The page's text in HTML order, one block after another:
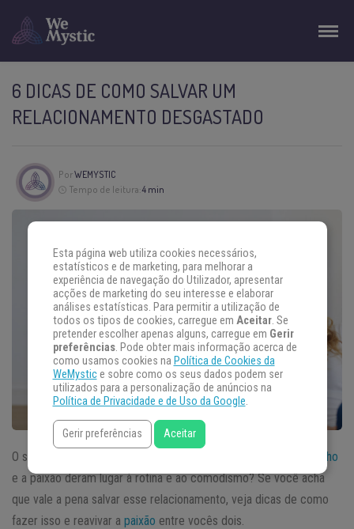
6 DICAS DE COMO SALVAR UM
RELACIONAMENTO DESGASTADO
PorWEMYSTIC
Tempo de leitura:4 min
O seu
carinho
e a paixão deram lugar à rotina e ao comodismo? Se você acha
que vale a pena salvar esse relacionamento, veja dicas de como
fazer isso e reavivar a paixão entre vocês dois.
Esta página web utiliza cookies necessários,
estatísticos e de marketing, para melhorar a
experiência de navegação do Utilizador, apresentar
acções de marketing do seu interesse e elaborar
análises estatísticas. Para permitir a utilização de
todos os tipos de cookies, carregue em Aceitar. Se
pretender escolher apenas alguns, carregue em Gerir
preferências. Pode obter mais informação acerca de
como usamos cookies na Política de Cookies da
WeMystice sobre como os seus dados podem ser
utilizados para a personalização de anúncios na
Política de Privacidade e de Uso da Google.
Gerir preferências Aceitar